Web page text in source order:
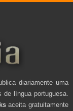
diariamente uma
língua portuguesa.
aceita gratuitamente